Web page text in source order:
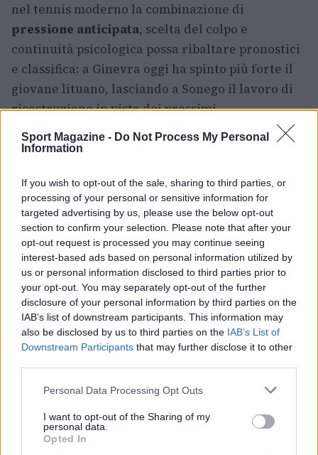
Sport Magazine - Do Not Process My Personal
Information
If you wish to opt-out of the sale, sharing to third parties, or
processing of your personal or sensitive information for
targeted advertising by us, please use the below opt-out
section to confirm your selection. Please note that after your
opt-out request is processed you may continue seeing
interest-based ads based on personal information utilized by
us or personal information disclosed to third parties prior to
your opt-out. You may separately opt-out of the further
disclosure of your personal information by third parties on the
IAB’s list of downstream participants. This information may
also be disclosed by us to third parties on the IAB’s List of
Downstream Participants that may further disclose it to other
Please note that this website/app uses one or more Google
not limited to your visit or usage behaviour. You may click to
grant or deny consent to Google and its third-party tags to
use your data for below specified purposes in below Google
Personal Data Processing Opt Outs
I want to opt-out of the Sharing of my
personal data.
Opted In
nel tennis moderno la combinazione di
pressione anticipata, scelta del colpo e
continuità psicologica possa ribaltare pronostici
e classifica: a Ginevra oggi ha spinto più forte il
giovane lituano, lasciando a Sonego il lavoro di
ricostruzione in vista dei prossimi
appuntamenti.
AUTORE
Ilaria Mauri
Ilaria Mauri, bolognese, decise di seguire il
giornalismo sportivo dopo una notte al
Dall'Ara durante una partita decisiva: oggi
coordina le pagine di competizioni e
commenti. In redazione predilige reportage
sul campo e conserva il biglietto di quella
partita come prova della svolta.